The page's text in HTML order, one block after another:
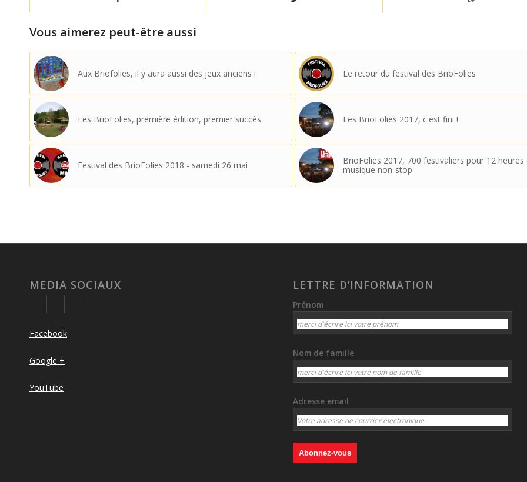
Vous aimerez peut-être aussi
Aux Briofolies, il y aura aussi des jeux anciens ! Le retour du festival des BrioFolies
Les BrioFolies, première édition, premier succès Les BrioFolies 2017, c'est fini !
Festival des BrioFolies 2018 - samedi 26 mai
BrioFolies 2017, 700 festivaliers pour 12 heures
musique non-stop.
MEDIA SOCIAUX
Facebook
Google +
YouTube
LETTRE D’INFORMATION
Prénom
Nom de famille
Adresse email